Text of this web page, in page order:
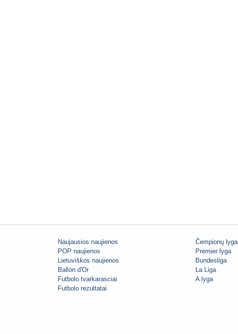
Naujausios naujienos
POP naujienos
Lietuviškos naujienos
Ballon d'Or
Futbolo tvarkarasciai
Futbolo rezultatai
Čempionų lyga
Premier lyga
Bundesliga
La Liga
A lyga